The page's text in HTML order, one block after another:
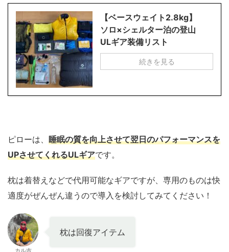
【ベースウェイト2.8kg】
ソロ×シェルター泊の登山
ULギア装備リスト
続きを見る
ピローは、 睡眠の質を向上させて翌日のパフォーマンスを
UPさせてくれるULギアです。
枕は着替えなどで代用可能なギアですが、専用のものは快
適度がぜんぜん違うので導入を検討してみてください！
カル吉
枕は回復アイテム